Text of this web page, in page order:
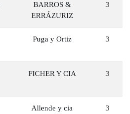
BARROS &
ERRÁZURIZ
3
Puga y Ortiz 3
FICHER Y CIA 3
Allende y cia 3